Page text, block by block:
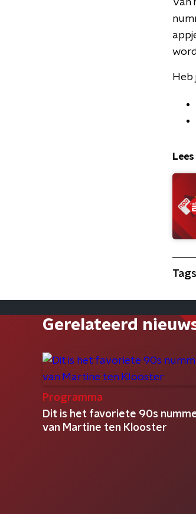
Van
Heb
Tags
Gerelateerd
Programma
Dit is het favoriete 90s
van Martine ten Klooster